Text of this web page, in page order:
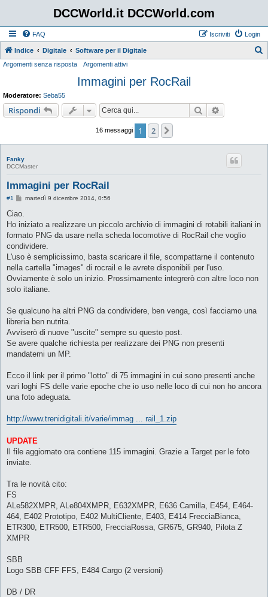
DCCWorld.it DCCWorld.com
FAQ Login
Iscriviti
Indice Digitale Software per il Digitale
Argomenti senza risposta Argomenti attivi
Immagini per RocRail
Moderatore: Seba55
Rispondi Cerca
16 messaggi 1 2
Fanky
DCCMaster
Immagini per RocRail
#1
M
a
g
i
o
martedì 9 dicembre 2014, 0:56
Ciao.
Ho iniziato a realizzare un piccolo archivio di immagini di rotabili italiani in
formato PNG da usare nella scheda locomotive di RocRail che voglio
condividere.
L'uso è semplicissimo, basta scaricare il file, scompattarne il contenuto
nella cartella "images" di rocrail e le avrete disponibili per l'uso.
Ovviamente è solo un inizio. Prossimamente integrerò con altre loco non
solo italiane.
Se qualcuno ha altri PNG da condividere, ben venga, così facciamo una
libreria ben nutrita.
Avviserò di nuove "uscite" sempre su questo post.
Se avere qualche richiesta per realizzare dei PNG non presenti
mandatemi un MP.
Ecco il link per il primo "lotto" di 75 immagini in cui sono presenti anche
vari loghi FS delle varie epoche che io uso nelle loco di cui non ho ancora
una foto adeguata.
http://www.trenidigitali.it/varie/immag ... rail_1.zip
UPDATE
Il file aggiornato ora contiene 115 immagini. Grazie a Target per le foto
inviate.
Tra le novità cito:
FS
ALe582XMPR, ALe804XMPR, E632XMPR, E636 Camilla, E454, E464-
464, E402 Prototipo, E402 MultiCliente, E403, E414 FrecciaBianca,
ETR300, ETR500, ETR500, FrecciaRossa, GR675, GR940, Pilota Z
XMPR
SBB
Logo SBB CFF FFS, E484 Cargo (2 versioni)
DB / DR